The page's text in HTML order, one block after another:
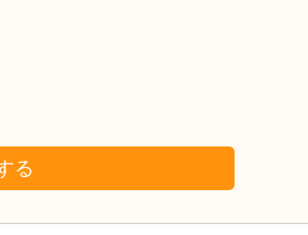
る
伊勢崎スポーツ整形外科医院